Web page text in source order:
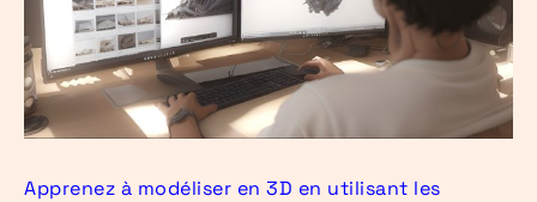
Apprenez à modéliser en 3D en utilisant les